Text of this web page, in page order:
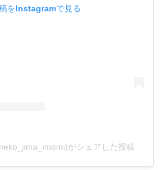
をInstagramで見る
がシェアした投稿